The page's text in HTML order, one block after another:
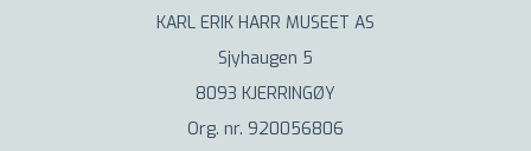
KARL ERIK HARR MUSEET AS
Sjyhaugen 5
8093 KJERRINGØY
Org. nr. 920056806